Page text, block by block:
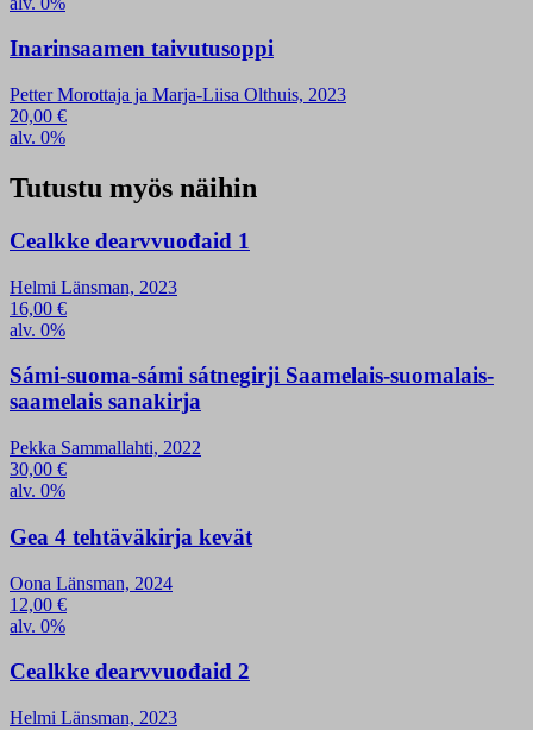
Inarinsaamen taivutusoppi
Petter Morottaja ja Marja-Liisa Olthuis, 2023
20,00 €
alv. 0%
Tutustu myös näihin
Cealkke dearvvuođaid 1
Helmi Länsman, 2023
16,00 €
alv. 0%
Sámi-suoma-sámi sátnegirji Saamelais-suomalais-
saamelais sanakirja
Pekka Sammallahti, 2022
30,00 €
alv. 0%
Gea 4 tehtäväkirja kevät
Oona Länsman, 2024
12,00 €
alv. 0%
Cealkke dearvvuođaid 2
Helmi Länsman, 2023